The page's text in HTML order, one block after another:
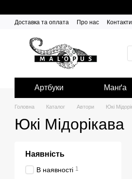
Доставка та оплата Про нас Контакти
Артбуки Манґа
Головна Каталог Автори Юкі
Юкі Мідорікава
Наявність
В наявності 1